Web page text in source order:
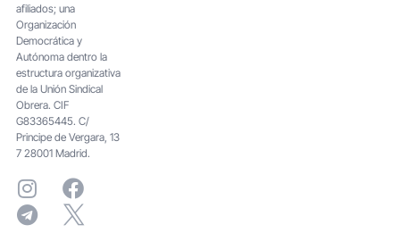
afiliados; una
Organización
Democrática y
Autónoma dentro la
estructura organizativa
de la Unión Sindical
Obrera. CIF
G83365445. C/
Principe de Vergara, 13
7 28001 Madrid.